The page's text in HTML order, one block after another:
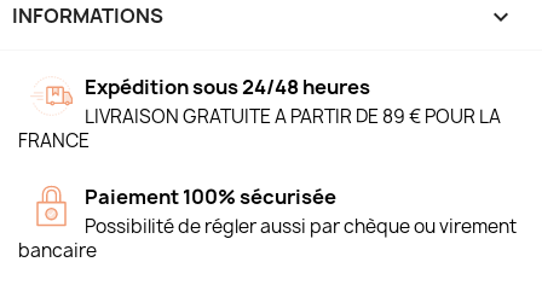
INFORMATIONS keyboard_arrow_down
Expédition sous 24/48 heures
LIVRAISON GRATUITE A PARTIR DE 89 € POUR LA
FRANCE
Paiement 100% sécurisée
Possibilité de régler aussi par chèque ou virement
bancaire